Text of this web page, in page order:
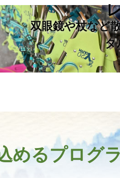
双眼鏡や杖など
タ
めるプログ